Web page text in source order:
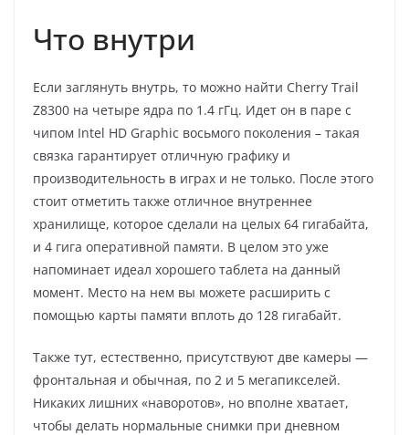
Что внутри
Если заглянуть внутрь, то можно найти Cherry Trail
Z8300 на четыре ядра по 1.4 гГц. Идет он в паре с
чипом Intel HD Graphic восьмого поколения – такая
связка гарантирует отличную графику и
производительность в играх и не только. После этого
стоит отметить также отличное внутреннее
хранилище, которое сделали на целых 64 гигабайта,
и 4 гига оперативной памяти. В целом это уже
напоминает идеал хорошего таблета на данный
момент. Место на нем вы можете расширить с
помощью карты памяти вплоть до 128 гигабайт.
Также тут, естественно, присутствуют две камеры —
фронтальная и обычная, по 2 и 5 мегапикселей.
Никаких лишних «наворотов», но вполне хватает,
чтобы делать нормальные снимки при дневном